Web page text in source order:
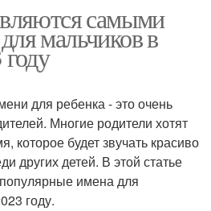
самыми
мальчиков в
для ребенка - это очень
Многие родители хотят
которое будет звучать красиво
других детей. В этой статье
имена для
году.